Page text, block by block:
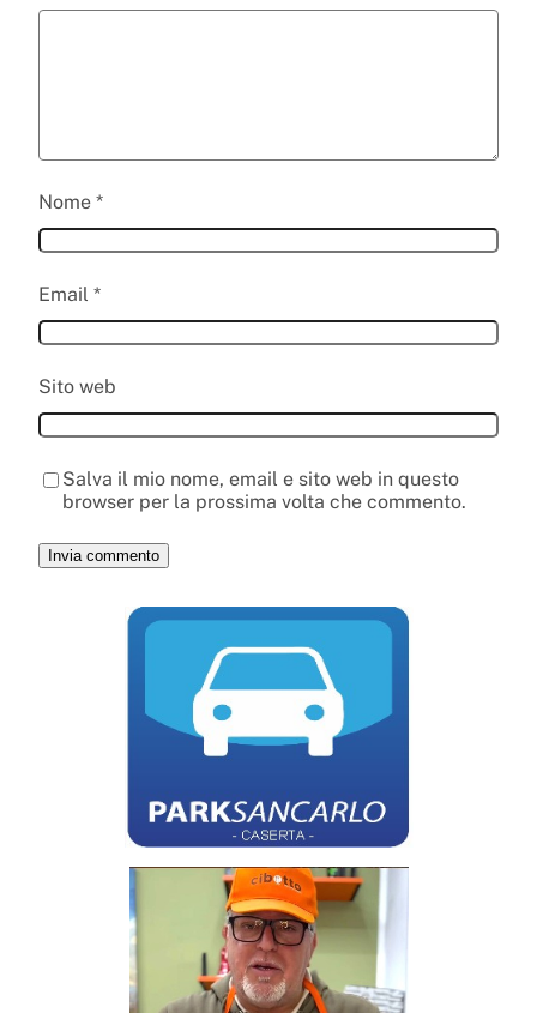
Nome *
Email *
Sito web
Salva il mio nome, email e sito web in questo
browser per la prossima volta che commento.